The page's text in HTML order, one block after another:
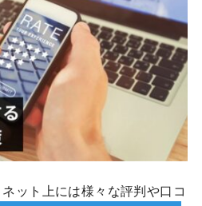
ット上には様々な評判や口コ